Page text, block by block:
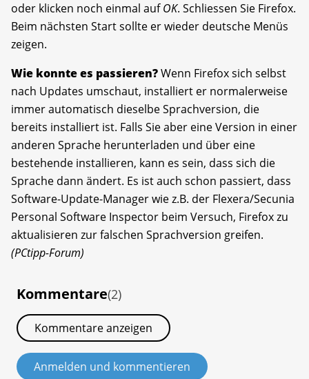
oder klicken noch einmal aufOK. Schliessen Sie Firefox.
Beim nächsten Start sollte er wieder deutsche Menüs
zeigen.
Wie konnte es passieren?Wenn Firefox sich selbst
nach Updates umschaut, installiert er normalerweise
immer automatisch dieselbe Sprachversion, die
bereits installiert ist. Falls Sie aber eine Version in einer
anderen Sprache herunterladen und über eine
bestehende installieren, kann es sein, dass sich die
Sprache dann ändert. Es ist auch schon passiert, dass
Software-Update-Manager wie z.B. der Flexera/Secunia
Personal Software Inspector beim Versuch, Firefox zu
aktualisieren zur falschen Sprachversion greifen.
(PCtipp-Forum)
Kommentare(2)
Kommentare anzeigen
Anmelden und kommentieren